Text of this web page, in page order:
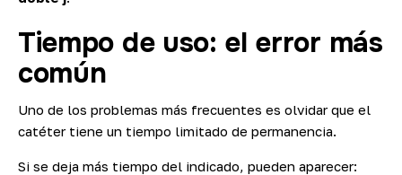
Tiempo de uso: el error más
común
Uno de los problemas más frecuentes es olvidar que el
catéter tiene un tiempo limitado de permanencia.
Si se deja más tiempo del indicado, pueden aparecer: